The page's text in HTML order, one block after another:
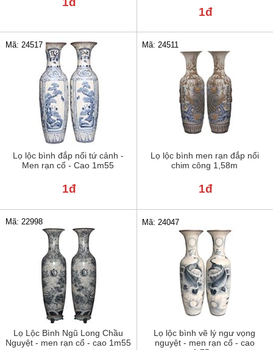
1đ
Lọ lộc bình đắp nổi tứ cảnh -
Men rạn cổ - Cao 1m55
Mã: 24517
1đ
Lọ lộc bình men rạn đắp nổi
chim công 1,58m
Mã: 24511
1đ
Lọ Lộc Bình Ngũ Long Chầu
Nguyệt - men rạn cổ - cao 1m55
Mã: 22998
Lọ lộc bình vẽ lý ngư vọng
nguyệt - men rạn cổ - cao
Mã: 24047